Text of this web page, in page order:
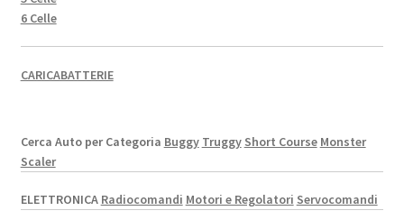
6 Celle
CARICABATTERIE
Cerca Auto per Categoria Buggy Truggy Short Course Monster
Scaler
ELETTRONICA Radiocomandi Motori e Regolatori Servocomandi